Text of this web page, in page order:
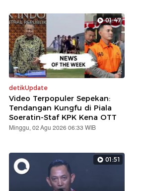
01:47
detikUpdate
Video Terpopuler Sepekan:
Tendangan Kungfu di Piala
Soeratin-Staf KPK Kena OTT
Minggu, 02 Agu 2026 06:33 WIB
01:51